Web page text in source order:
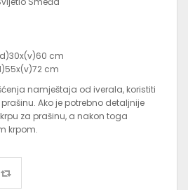
cm
cm
namještaja od iverala, koristiti
Ako je potrebno detaljnije
za prašinu, a nakon toga
krpom.